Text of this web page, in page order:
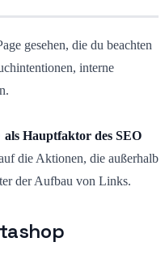
gesehen, die du beachten
interne
als Hauptfaktor des SEO
die Aktionen, die außerhalb
der Aufbau von Links.